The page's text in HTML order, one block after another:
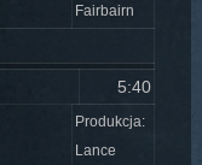
Fairbairn
5:40
Produkcja:
Lance